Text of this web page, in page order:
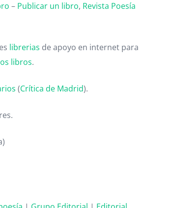
– Publicar un libro, Revista Poesía
librerias de apoyo en internet para
libros.
(Crítica de Madrid).